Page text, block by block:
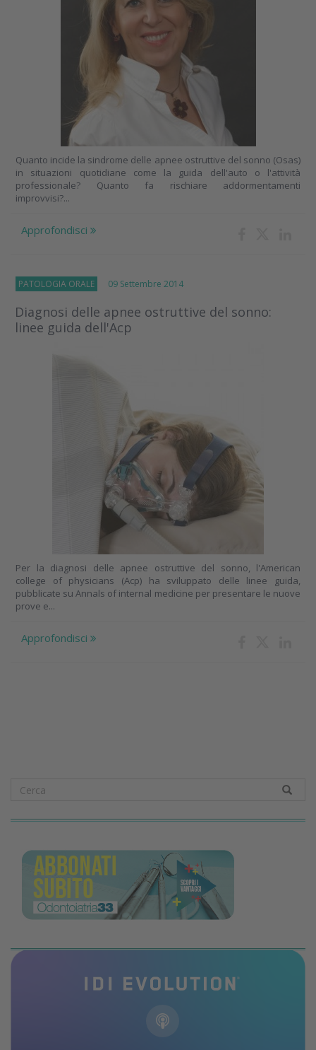
Quanto incide la sindrome delle apnee ostruttive del sonno (Osas)
in situazioni quotidiane come la guida dell'auto o l'attività
professionale? Quanto fa rischiare addormentamenti
improvvisi?...
Approfondisci
PATOLOGIA ORALE 09 Settembre 2014
Diagnosi delle apnee ostruttive del sonno:
linee guida dell'Acp
Per la diagnosi delle apnee ostruttive del sonno, l'American
college of physicians (Acp) ha sviluppato delle linee guida,
pubblicate su Annals of internal medicine per presentare le nuove
prove e...
Approfondisci